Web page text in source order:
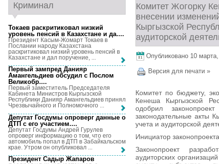
Комитет Жогорку
внесении
Кыргызской
аудиторской
Опубликовано 10
Версия для печати »
Комитет по бюджету,
Кенеша Кыргызской
одобрил
законодательные акты
учета и аудиторской
Инициатор
Законопроект
аудиторских
Криминал
Токаев раскритиковал низкий
уровень пенсий в Казахстане и да....
Президент Касым-Жомарт Токаев в
Послании народу Казахстана
раскритиковал низкий уровень пенсий в
Казахстане и дал поручение, ...
Первый зампред Данияр
Амангельдиев обсудил с Послом
Великобр....
Первый заместитель Председателя
Кабинета Министров Кыргызской
Республики Данияр Амангельдиев принял
Чрезвычайного и Полномочного ...
Депутат Госдумы опроверг данные о
ДТП с его участием....
Депутат Госдумы Андрей Гурулев
опроверг информацию о том, что его
автомобиль попал в ДТП в Забайкальском
крае. Утром он опубликовал ...
Президент Садыр Жапаров